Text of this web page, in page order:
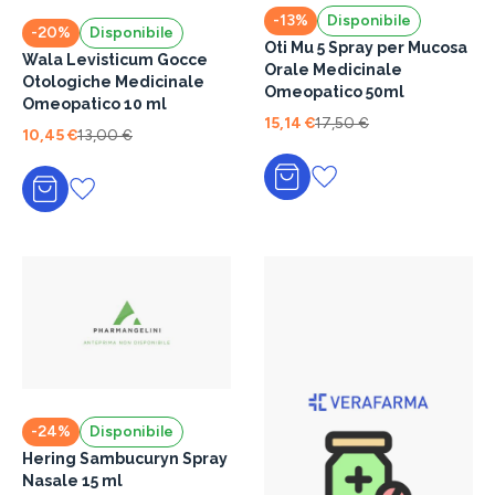
-20% Disponibile
Wala Levisticum Gocce
Otologiche Medicinale
Omeopatico 10 ml
10,45 €13,00 €
Aggiungi al carrello
-13% Disponibile
Oti Mu 5 Spray per Mucosa
Orale Medicinale
Omeopatico 50ml
15,14 €17,50 €
Aggiungi al carrello
-24% Disponibile
Hering Sambucuryn Spray
Nasale 15 ml